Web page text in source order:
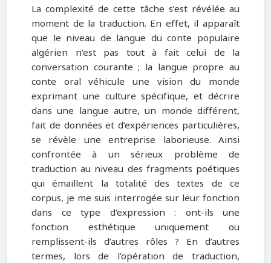
La complexité de cette tâche s’est révélée au
moment de la traduction. En effet, il apparaît
que le niveau de langue du conte populaire
algérien n’est pas tout à fait celui de la
conversation courante ; la langue propre au
conte oral véhicule une vision du monde
exprimant une culture spécifique, et décrire
dans une langue autre, un monde différent,
fait de données et d’expériences particulières,
se révèle une entreprise laborieuse. Ainsi
confrontée à un sérieux problème de
traduction au niveau des fragments poétiques
qui émaillent la totalité des textes de ce
corpus, je me suis interrogée sur leur fonction
dans ce type d'expression : ont-ils une
fonction esthétique uniquement ou
remplissent-ils d’autres rôles ? En d’autres
termes, lors de l’opération de traduction,